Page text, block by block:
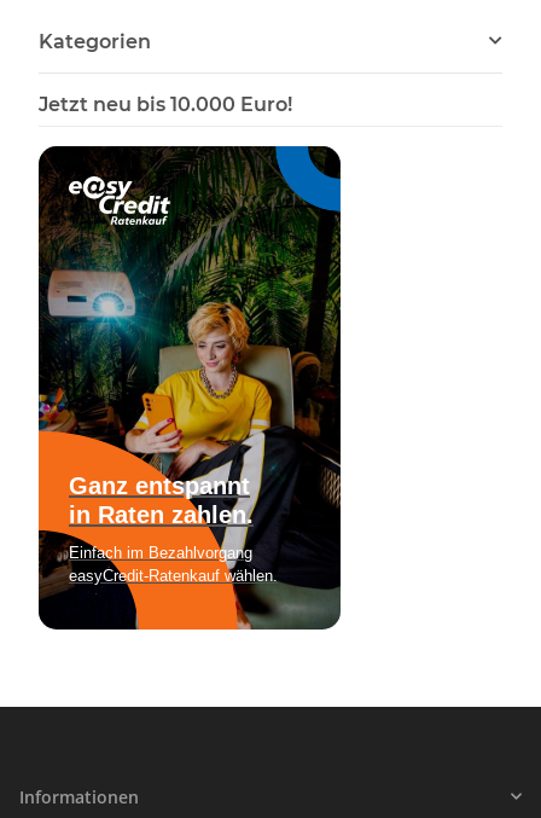
Kategorien
Jetzt neu bis 10.000 Euro!
Informationen